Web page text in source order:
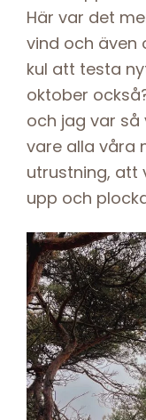
Här var det
vind och även
kul att testa
oktober
och jag var
vare alla våra
utrustning, att
upp och